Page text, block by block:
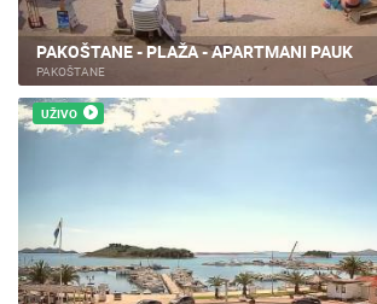
PAKOŠTANE - PLAŽA - APARTMANI PAUK
PAKOŠTANE
UŽIVO